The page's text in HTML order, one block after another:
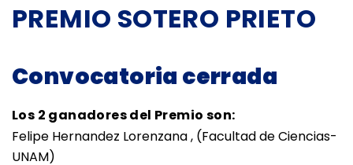
PREMIO SOTERO PRIETO
Convocatoria cerrada
Los 2 ganadores del Premio son:
Felipe Hernandez Lorenzana , (Facultad de Ciencias-
UNAM)